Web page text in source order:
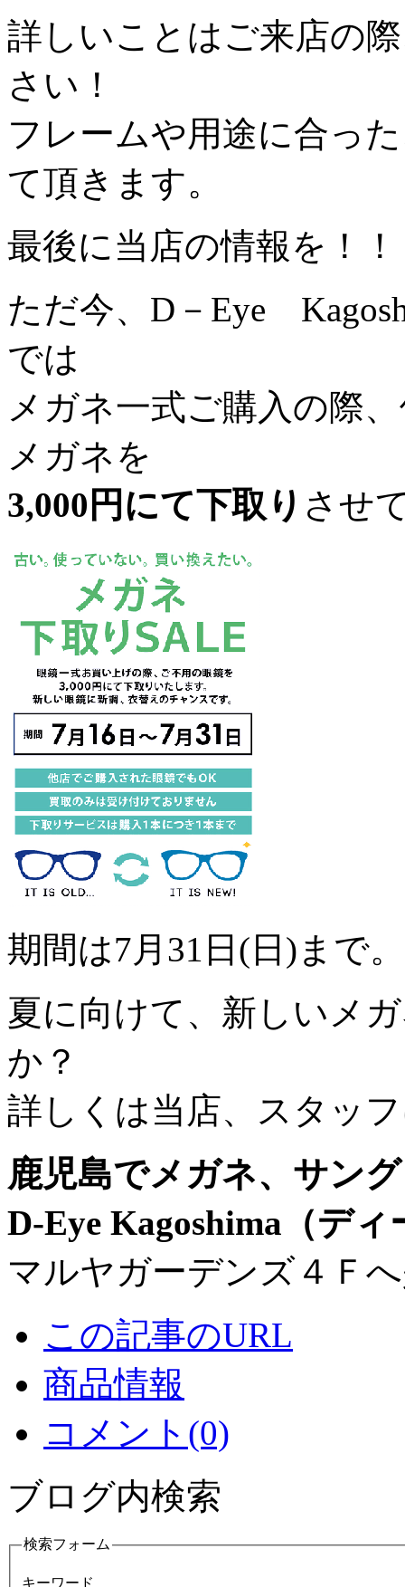
詳しいことはご来店の
さい！
フレームや用途に合っ
て頂きます。
最後に当店の情報を！！
ただ今、D－Eye
では
メガネ一式ご購入の際
メガネを
3,000円にて下取り させ
期間は7月31日(日)まで。
夏に向けて、新しいメ
か？
詳しくは当店、スタッ
鹿児島でメガネ、サン
D-Eye Kagoshima（デ
マルヤガーデンズ４Ｆ
この記事のURL
商品情報
コメント(0)
ブログ内検索
検索フォーム
キーワード